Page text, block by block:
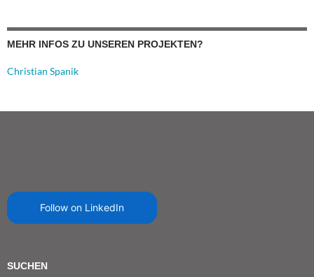
MEHR INFOS ZU UNSEREN PROJEKTEN?
Christian Spanik
Follow on LinkedIn
SUCHEN